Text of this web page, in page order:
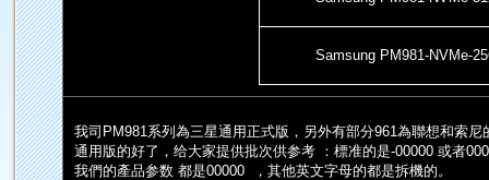
Samsung PM981-NVMe-
我司PM981系列為三星通用正式版，另外有部分961為聯想和索
通用版的好了，给大家提供批次供参考 ：標准的是-00000 或者
我們的產品参数 都是00000 ，其他英文字母的都是拆機的。